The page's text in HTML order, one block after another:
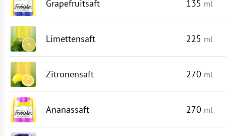
Grapefruitsaft 135 ml
Limettensaft 225 ml
Zitronensaft 270 ml
Ananassaft 270 ml